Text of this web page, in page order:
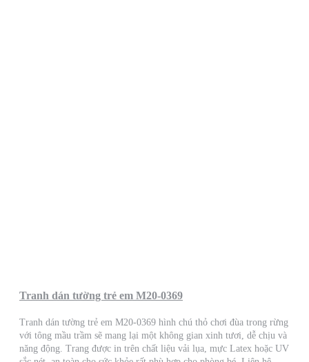
Tranh dán tường trẻ em M20-0369
Tranh dán tường trẻ em M20-0369 hình chú thỏ chơi đùa trong rừng
với tông mầu trầm sẽ mang lại một không gian xinh tươi, dễ chịu và
năng động. Trang được in trên chất liệu vải lụa, mực Latex hoặc UV